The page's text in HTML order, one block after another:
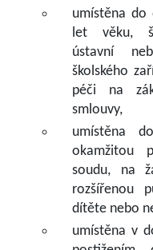
umístěna
let věku,
ústavní
školského
péči na
smlouvy,
umístěna
okamžitou
soudu, na
rozšířenou
dítěte nebo
umístěna v